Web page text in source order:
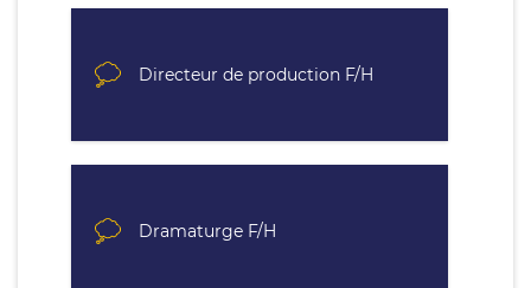
Directeur de production F/H
Dramaturge F/H